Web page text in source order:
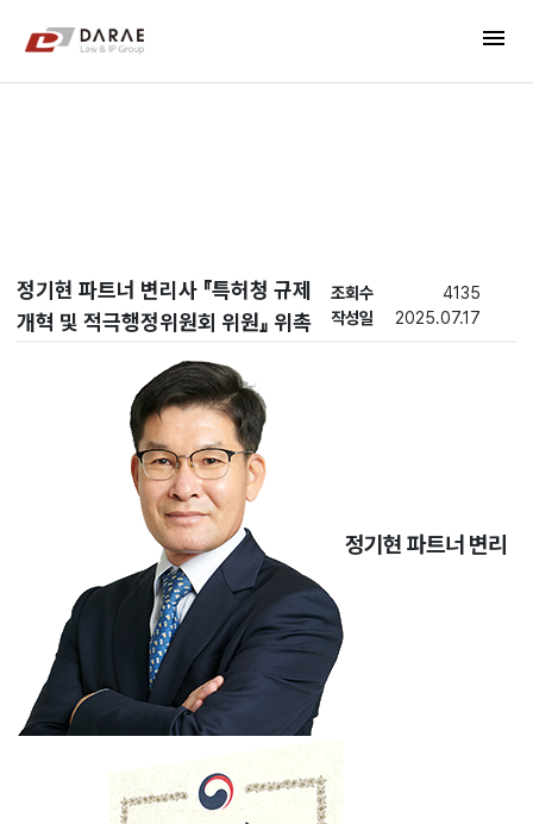
메인 메뉴 바로가기
menu
정기현 파트너 변리사 『특허청 규제
개혁 및 적극행정위원회 위원』 위촉
조회수
4135
작성일
2025.07.17
정기현 파트너 변리